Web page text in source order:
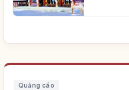
Quảng cáo